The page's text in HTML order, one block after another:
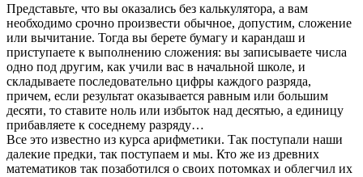
Представьте, что вы оказались без калькулятора, а вам
необходимо срочно произвести обычное, допустим, сложение
или вычитание. Тогда вы берете бумагу и карандаш и
приступаете к выполнению сложения: вы записываете числа
одно под другим, как учили вас в начальной школе, и
складываете последовательно цифры каждого разряда,
причем, если результат оказывается равным или большим
десяти, то ставите ноль или избыток над десятью, а единицу
прибавляете к соседнему разряду…
Все это известно из курса арифметики. Так поступали наши
далекие предки, так поступаем и мы. Кто же из древних
математиков так позаботился о своих потомках и облегчил их